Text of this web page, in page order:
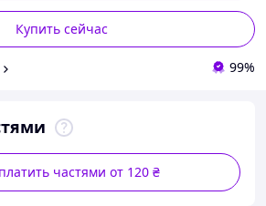
Купить сейчас
99%
частями от 120 ₴